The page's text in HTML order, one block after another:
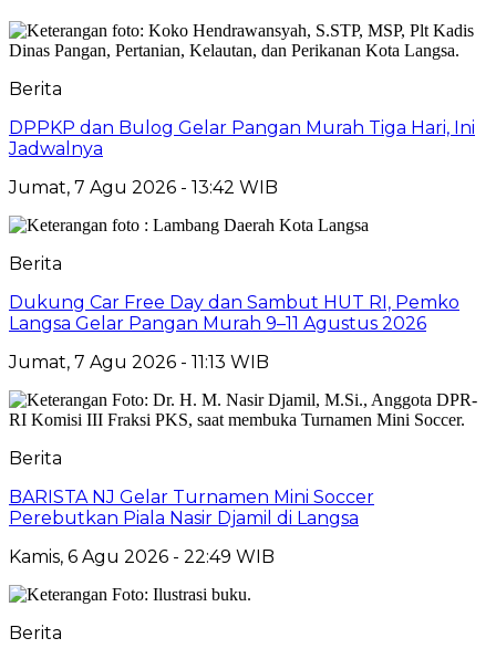
Berita
DPPKP dan Bulog Gelar Pangan Murah Tiga Hari, Ini
Jadwalnya
Jumat, 7 Agu 2026 - 13:42 WIB
Berita
Dukung Car Free Day dan Sambut HUT RI, Pemko
Langsa Gelar Pangan Murah 9–11 Agustus 2026
Jumat, 7 Agu 2026 - 11:13 WIB
Berita
BARISTA NJ Gelar Turnamen Mini Soccer
Perebutkan Piala Nasir Djamil di Langsa
Kamis, 6 Agu 2026 - 22:49 WIB
Berita